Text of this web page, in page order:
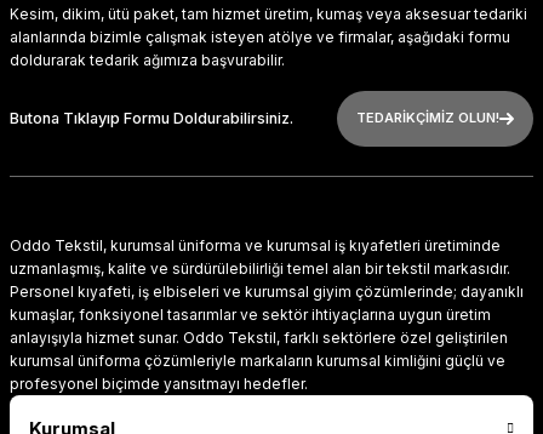
Kesim, dikim, ütü paket, tam hizmet üretim, kumaş veya aksesuar tedariki
alanlarında bizimle çalışmak isteyen atölye ve firmalar, aşağıdaki formu
doldurarak tedarik ağımıza başvurabilir.
Butona Tıklayıp Formu Doldurabilirsiniz. TEDARİKÇİMİZ OLUN!
Oddo Tekstil, kurumsal üniforma ve kurumsal iş kıyafetleri üretiminde
uzmanlaşmış, kalite ve sürdürülebilirliği temel alan bir tekstil markasıdır.
Personel kıyafeti, iş elbiseleri ve kurumsal giyim çözümlerinde; dayanıklı
kumaşlar, fonksiyonel tasarımlar ve sektör ihtiyaçlarına uygun üretim
anlayışıyla hizmet sunar. Oddo Tekstil, farklı sektörlere özel geliştirilen
kurumsal üniforma çözümleriyle markaların kurumsal kimliğini güçlü ve
profesyonel biçimde yansıtmayı hedefler.
Kurumsal